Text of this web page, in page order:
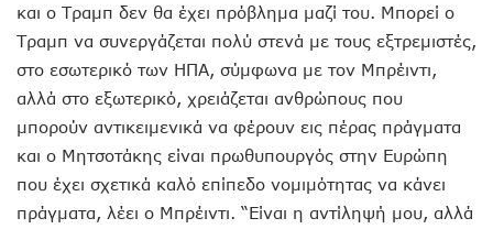
και ο Τραμπ δεν θα έχει πρόβλημα μαζί του. Μπορεί ο
Τραμπ να συνεργάζεται πολύ στενά με τους εξτρεμιστές,
στο εσωτερικό των ΗΠΑ, σύμφωνα με τον Μπρέιντι,
αλλά στο εξωτερικό, χρειάζεται ανθρώπους που
μπορούν αντικειμενικά να φέρουν εις πέρας πράγματα
και ο Μητσοτάκης είναι πρωθυπουργός στην Ευρώπη
που έχει σχετικά καλό επίπεδο νομιμότητας να κάνει
πράγματα, λέει ο Μπρέιντι. “Είναι η αντίληψή μου, αλλά